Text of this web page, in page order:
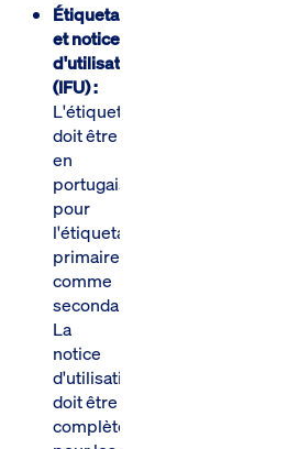
Étiquetage
et notice
d'utilisation
(IFU) :
L'étiquetage
doit être
en
portugais
pour
l'étiquetage
primaire
comme
secondaire.
La
notice
d'utilisation
doit être
complète